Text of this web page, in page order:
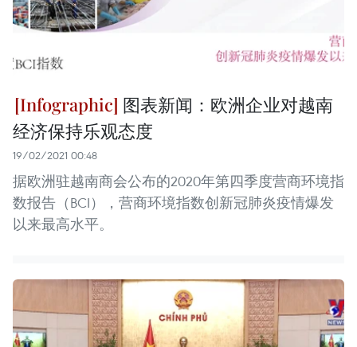
图表新闻：欧洲企业对越南
经济保持乐观态度
19/02/2021 00:48
据欧洲驻越南商会公布的2020年第四季度营商环境指
数报告（BCI），营商环境指数创新冠肺炎疫情爆发
以来最高水平。